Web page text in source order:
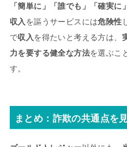
「簡単に」「誰でも」「確実に
収入 を謳うサービスには危険性
で収入 を得たいと考える方は、
力を要する健全な方法を選ぶこ
す。
まとめ： 詐欺の共通点を